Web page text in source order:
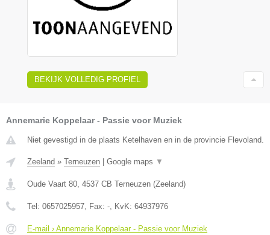
BEKIJK VOLLEDIG PROFIEL
Annemarie Koppelaar - Passie voor Muziek
Niet gevestigd in de plaats Ketelhaven en in de provincie Flevoland.
Zeeland » Terneuzen | Google maps ▼
Oude Vaart 80 4537 CB Terneuzen (Zeeland)
Tel: 0657025957 , Fax: - , KvK: 64937976
E-mail › Annemarie Koppelaar - Passie voor Muziek